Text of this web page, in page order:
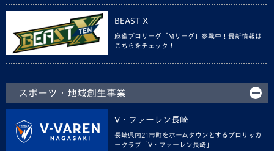
BEAST X
麻雀プロリーグ「Mリーグ」参戦中！最新情報は
こちらをチェック！
スポーツ・地域創生事業
V・ファーレン長崎
長崎県内21市町をホームタウンとするプロサッカ
ークラブ「V・ファーレン長崎」